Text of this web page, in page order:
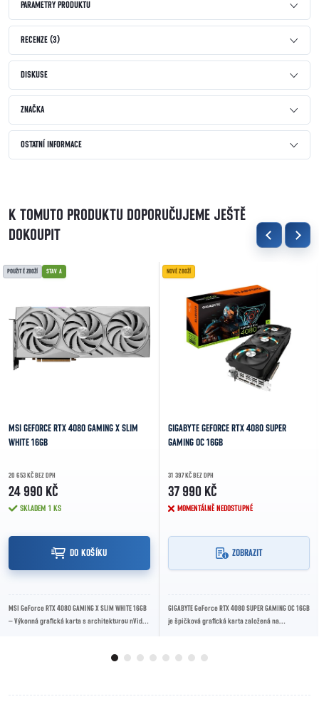
PARAMETRY PRODUKTU
RECENZE (3)
DISKUSE
ZNAČKA
OSTATNÍ INFORMACE
K TOMUTO PRODUKTU DOPORUČUJEME JEŠTĚ
DOKOUPIT
POUŽITÉ ZBOŽÍ STAV A
MSI GEFORCE RTX 4080 GAMING X SLIM
WHITE 16GB
20 653 KČ BEZ DPH
24 990 KČ
SKLADEM 1 KS
DO KOŠÍKU
MSI GeForce RTX 4080 GAMING X SLIM WHITE 16GB
– Výkonná grafická karta s architekturou nVidia
NOVÉ ZBOŽÍ
GIGABYTE GEFORCE RTX 4080 SUPER
GAMING OC 16GB
31 397 KČ BEZ DPH
37 990 KČ
MOMENTÁLNĚ NEDOSTUPNÉ
ZOBRAZIT
GIGABYTE GeForce RTX 4080 SUPER GAMING OC 16GB
je špičková grafická karta založená na